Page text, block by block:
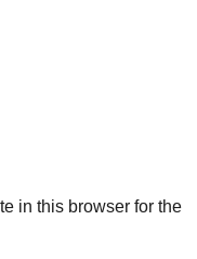
in this browser for the